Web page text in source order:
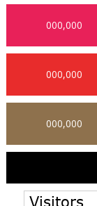
000,000
000,000
000,000